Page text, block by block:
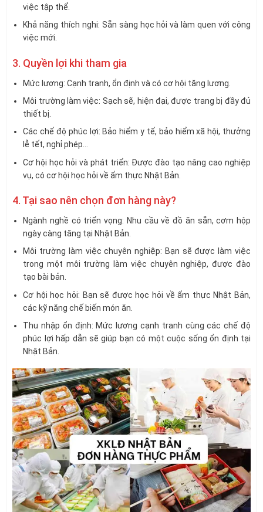
việc tập thể.
Khả năng thích nghi: Sẵn sàng học hỏi và làm quen với công
việc mới.
3. Quyền lợi khi tham gia
Mức lương: Cạnh tranh, ổn định và có cơ hội tăng lương.
Môi trường làm việc: Sạch sẽ, hiện đại, được trang bị đầy đủ
thiết bị.
Các chế độ phúc lợi: Bảo hiểm y tế, bảo hiểm xã hội, thưởng
lễ tết, nghỉ phép…
Cơ hội học hỏi và phát triển: Được đào tạo nâng cao nghiệp
vụ, có cơ hội học hỏi về ẩm thực Nhật Bản.
4. Tại sao nên chọn đơn hàng này?
Ngành nghề có triển vọng: Nhu cầu về đồ ăn sẵn, cơm hộp
ngày càng tăng tại Nhật Bản.
Môi trường làm việc chuyên nghiệp: Bạn sẽ được làm việc
trong một môi trường làm việc chuyên nghiệp, được đào
tạo bài bản.
Cơ hội học hỏi: Bạn sẽ được học hỏi về ẩm thực Nhật Bản,
các kỹ năng chế biến món ăn.
Thu nhập ổn định: Mức lương cạnh tranh cùng các chế độ
phúc lợi hấp dẫn sẽ giúp bạn có một cuộc sống ổn định tại
Nhật Bản.